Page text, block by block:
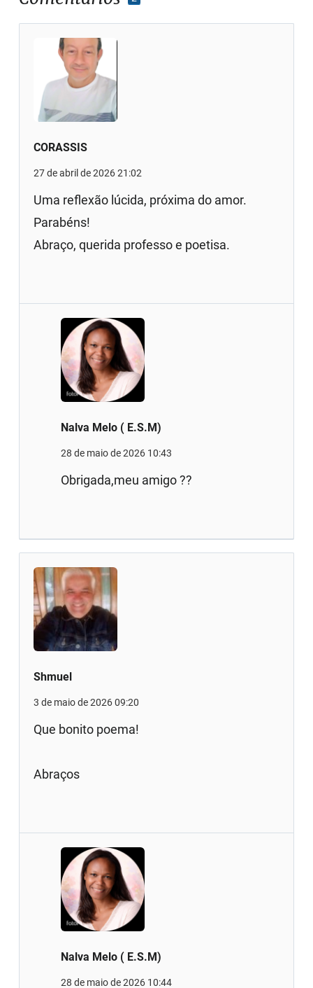
CORASSIS
27 de abril de 2026 21:02
Uma reflexão lúcida, próxima do amor.
Parabéns!
Abraço, querida professo e poetisa.
Nalva Melo ( E.S.M)
28 de maio de 2026 10:43
Obrigada,meu amigo ??
Shmuel
3 de maio de 2026 09:20
Que bonito poema!
Abraços
Nalva Melo ( E.S.M)
28 de maio de 2026 10:44